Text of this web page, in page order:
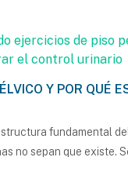
Y POR QUÉ
fundamental
no sepan que existe.